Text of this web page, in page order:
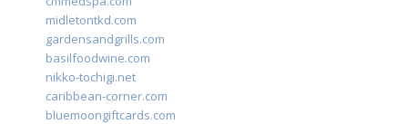
midletontkd.com
gardensandgrills.com
basilfoodwine.com
nikko-tochigi.net
caribbean-corner.com
bluemoongiftcards.com